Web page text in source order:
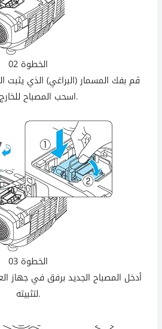
الخطوة 02
قم بفك المسمار (البراغي) الذي يثبت
اسحب المصباح للخارج برفق.
الخطوة 03
أدخل المصباح الجديد برفق في جهاز
لتثبيته.